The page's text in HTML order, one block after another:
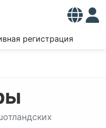
регистрация